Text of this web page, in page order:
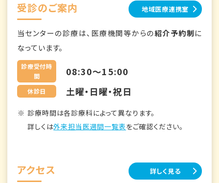
受診のご案内 地域医療連携室
当センターの診療は、医療機関等からの紹介予約制に
なっています。
診療受付時
間
08:30～15:00
休診日 土曜・日曜・祝日
診療時間は各診療科によって異なります。
詳しくは外来担当医週間一覧表をご確認ください。
アクセス 詳しく見る